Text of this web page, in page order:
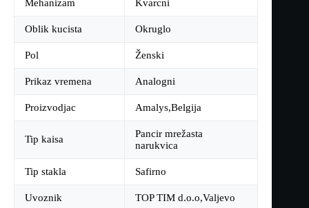
Mehanizam Kvarcni
Oblik kucista Okruglo
Pol Ženski
Prikaz vremena Analogni
Proizvodjac Amalys,Belgija
Tip kaisa
Pancir mrežasta
narukvica
Tip stakla Safirno
Uvoznik TOP TIM d.o.o,Valjevo